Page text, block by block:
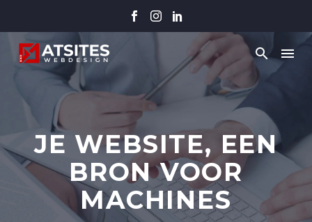
JE WEBSITE, EEN
BRON VOOR
MACHINES